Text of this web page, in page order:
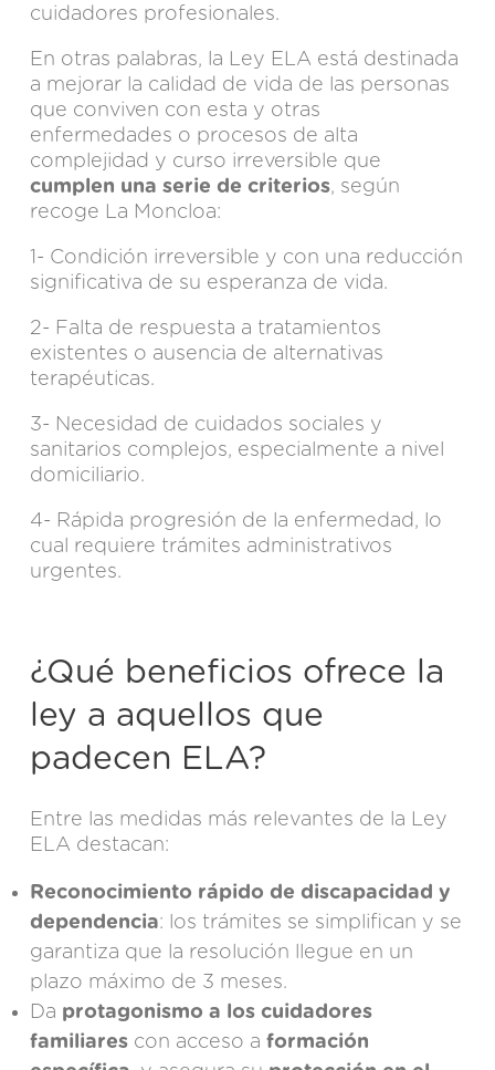
cuidadores profesionales​.
En otras palabras, la Ley ELA está destinada
a mejorar la calidad de vida de las personas
que conviven con esta y otras
enfermedades o procesos de alta
complejidad y curso irreversible que
cumplen una serie de criterios, según
recoge La Moncloa:
1- Condición irreversible y con una reducción
significativa de su esperanza de vida.
2- Falta de respuesta a tratamientos
existentes o ausencia de alternativas
terapéuticas.
3- Necesidad de cuidados sociales y
sanitarios complejos, especialmente a nivel
domiciliario.
4- Rápida progresión de la enfermedad, lo
cual requiere trámites administrativos
urgentes.
¿Qué beneficios ofrece la
ley a aquellos que
padecen ELA?
Entre las medidas más relevantes de la Ley
ELA destacan:
Reconocimiento rápido de discapacidad y
dependencia: los trámites se simplifican y se
garantiza que la resolución llegue en un
plazo máximo de 3 meses.
Da protagonismo a los cuidadores
familiares con acceso a formación